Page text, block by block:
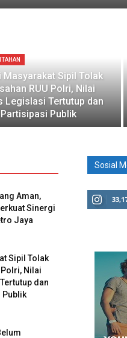
Masyarakat Sipil Tolak
RUU Polri, Nilai
Legislasi Tertutup dan
Publik
Aman,
Sinergi
Jaya
Sipil Tolak
Polri, Nilai
dan
Publik
Sosial